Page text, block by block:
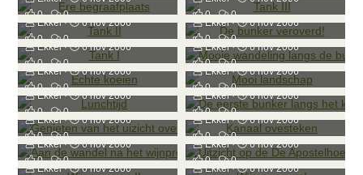
0
0
0
0
Tank II
Ekkel
6 nov 2006
0
0
De bunker veroverd!
Ekkel
6 nov 2006
0
0
Tank I
Ekkel
6 nov 2006
0
0
Ekkel
6 nov 2006
0
0
Echte koeien
Ekkel
6 nov 2006
0
0
Mooi landschap
Ekkel
6 nov 2006
0
0
Lunchtijd
Ekkel
6 nov 2006
0
0
Ekkel
6 nov 2006
0
0
Ekkel
6 nov 2006
0
0
Kanaal ovesteken
Ekkel
6 nov 2006
0
0
Aan de wandel na het wijnproeven
Ekkel
6 nov 2006
0
0
Uitzicht op de De Apostelhoeve
Ekkel
6 nov 2006
0
0
Wijnproeven II
Ekkel
6 nov 2006
Wijn proeven!
Ekkel
6 nov 2006